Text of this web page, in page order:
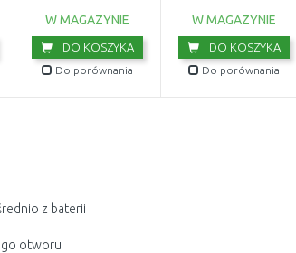
W MAGAZYNIE
DO KOSZYKA
Do porównania
W MAGAZYNIE
DO KOSZYKA
Do porównania
z baterii
otworu